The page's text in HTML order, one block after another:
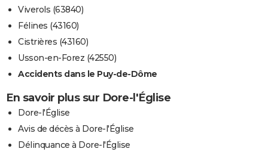
Viverols (63840)
Félines (43160)
Cistrières (43160)
Usson-en-Forez (42550)
Accidents dans le Puy-de-Dôme
En savoir plus sur Dore-l'Église
Dore-l'Église
Avis de décès à Dore-l'Église
Délinquance à Dore-l'Église